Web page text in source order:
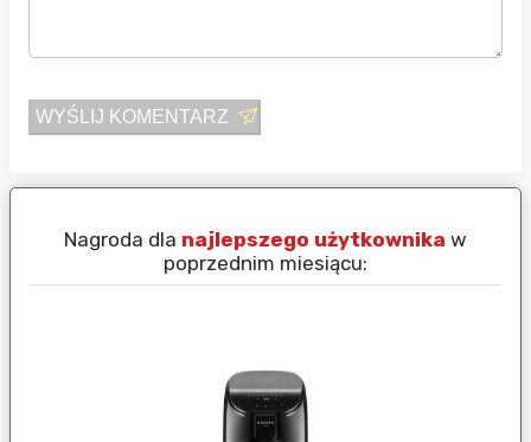
WYŚLIJ KOMENTARZ
Nagroda dla najlepszego użytkownika w
poprzednim miesiącu: